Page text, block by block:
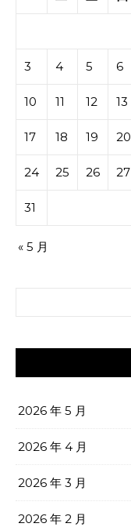
3 4 5 6
10 11 12 13
17 18 19 20
24 25 26 27
31
« 5 月
2026 年 5 月
2026 年 4 月
2026 年 3 月
2026 年 2 月